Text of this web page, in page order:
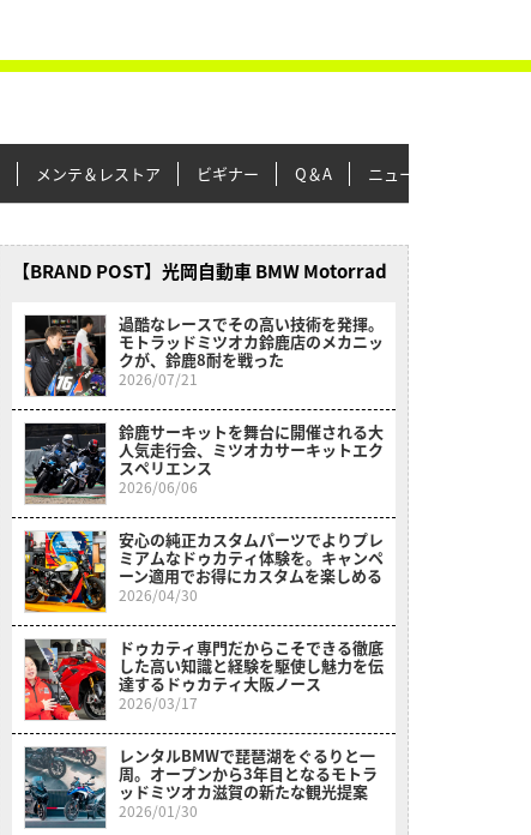
メンテ＆レストア ビギナー Q＆A ニュース＆トピックス
【BRAND POST】光岡自動車 BMW Motorrad
過酷なレースでその高い技術を発揮。
モトラッドミツオカ鈴鹿店のメカニッ
クが、鈴鹿8耐を戦った
2026/07/21
鈴鹿サーキットを舞台に開催される大
人気走行会、ミツオカサーキットエク
スペリエンス
2026/06/06
安心の純正カスタムパーツでよりプレ
ミアムなドゥカティ体験を。キャンペ
ーン適用でお得にカスタムを楽しめる
2026/04/30
ドゥカティ専門だからこそできる徹底
した高い知識と経験を駆使し魅力を伝
達するドゥカティ大阪ノース
2026/03/17
レンタルBMWで琵琶湖をぐるりと一
周。オープンから3年目となるモトラ
ッドミツオカ滋賀の新たな観光提案
2026/01/30